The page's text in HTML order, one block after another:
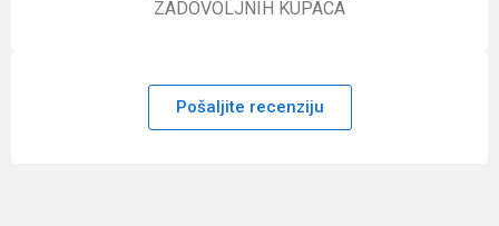
ZADOVOLJNIH KUPACA
Pošaljite recenziju